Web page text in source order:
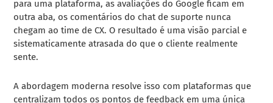
para uma plataforma, as avaliações do Google ficam em
outra aba, os comentários do chat de suporte nunca
chegam ao time de CX. O resultado é uma visão parcial e
sistematicamente atrasada do que o cliente realmente
sente.
A abordagem moderna resolve isso com plataformas que
centralizam todos os pontos de feedback em uma única